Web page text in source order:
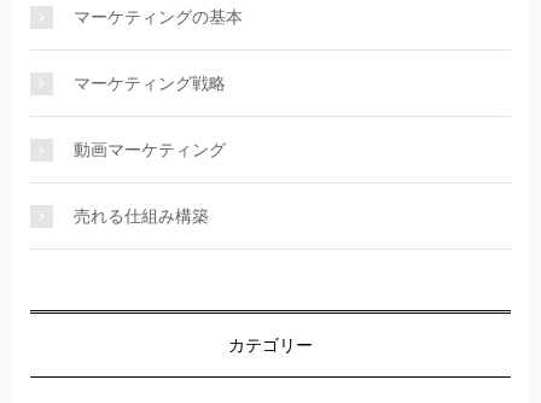
マーケティングの基本
マーケティング戦略
動画マーケティング
売れる仕組み構築
カテゴリー